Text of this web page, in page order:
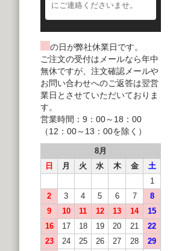
にご連絡くださいませ。
の日が弊社休業日です。
ご注文の受付はメールなら年中
無休ですが、注文確認メールや
お問い合わせへのご返答は翌営
業日とさせていただいておりま
す。
営業時間：9：00～18：00
（12：00～13：00を除く）
8月
日
月 火 水 木 金
土
1
2
3 4 5 6 7
8
9
10 11 12 13 14
15
16
17 18 19 20 21
22
23
24 25 26 27 28
29